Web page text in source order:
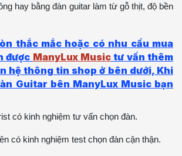
hay bằng đàn guitar làm từ gỗ thịt, độ bền
thắc mắc hoặc có nhu cầu mua
được ManyLux Musictư vấn thêm
hệ thông tin shop ở bên dưới, Khi
Guitar bên ManyLux Music bạn
có kinh nghiệm tư vấn chọn đàn.
có kinh nghiệm test chọn đàn cận thận.